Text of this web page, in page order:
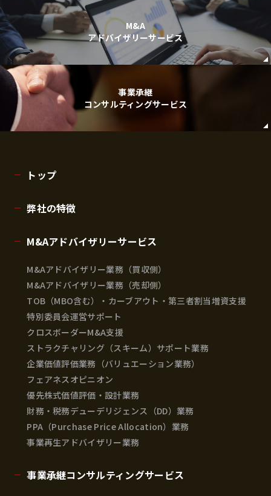
M&A
アドバイザリーサービス
事業承継
コンサルティングサービス
トップ
弊社の特徴
M&Aアドバイザリーサービス
M&Aアドバイザリー業務（買収側）
M&Aアドバイザリー業務（売却側）
TOB（MBO含む）・カーブアウト・第三者割当増資支援
特別委員会運営サポート
クロスボーダーM&A支援
ストラクチャリング（スキーム）サポート業務
企業価値評価業務（バリュエーション業務）
フェアネスオピニオン
優先株式価値評価・設計業務
財務・税務デューデリジェンス（DD）業務
PPA（Purchase Price Allocation）業務
事業再生アドバイザリー業務
事業承継コンサルティングサービス